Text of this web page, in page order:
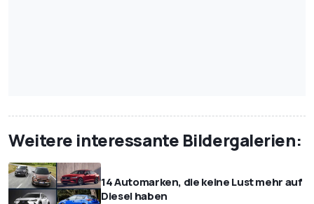
Weitere interessante Bildergalerien:
14 Automarken, die keine Lust mehr auf
Diesel haben